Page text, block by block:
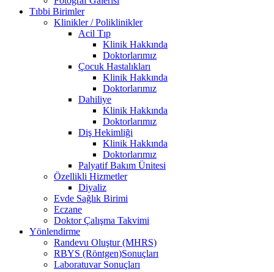
Tıbbi Birimler
Klinikler / Poliklinikler
Acil Tıp
Klinik Hakkında
Doktorlarımız
Çocuk Hastalıkları
Klinik Hakkında
Doktorlarımız
Dahiliye
Klinik Hakkında
Doktorlarımız
Diş Hekimliği
Klinik Hakkında
Doktorlarımız
Palyatif Bakım Ünitesi
Özellikli Hizmetler
Diyaliz
Evde Sağlık Birimi
Eczane
Doktor Çalışma Takvimi
Yönlendirme
Randevu Oluştur (MHRS)
RBYS (Röntgen)Sonuçları
Laboratuvar Sonuçları